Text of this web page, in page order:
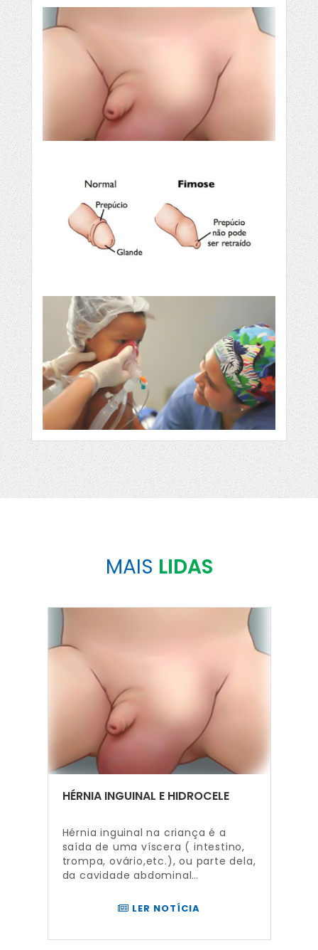
MAIS LIDAS
HÉRNIA INGUINAL E HIDROCELE
Hérnia inguinal na criança é a
saída de uma víscera ( intestino,
trompa, ovário,etc.), ou parte dela,
da cavidade abdominal…
LER NOTÍCIA